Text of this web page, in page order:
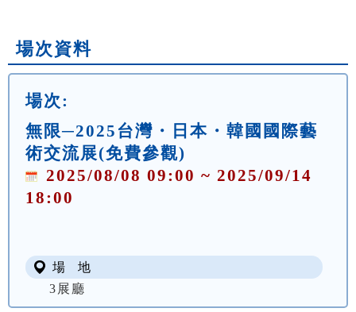
場次資料
場次:
無限─2025台灣・日本・韓國國際藝
術交流展(免費參觀)
2025/08/08 09:00 ~ 2025/09/14
18:00
場 地
3展廳